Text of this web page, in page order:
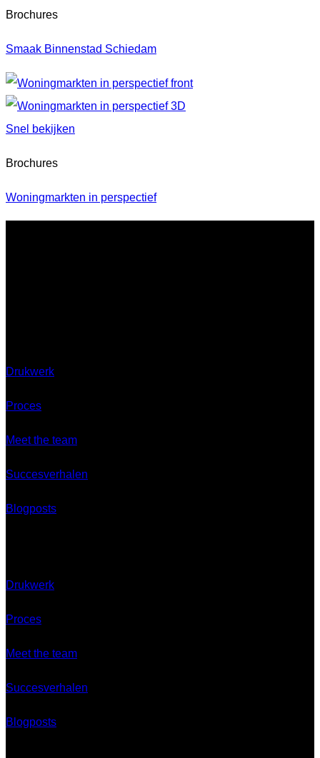
Brochures
Smaak Binnenstad Schiedam
Snel bekijken
Brochures
Woningmarkten in perspectief
Drukwerk
Proces
Meet the team
Succesverhalen
Blogposts
Drukwerk
Proces
Meet the team
Succesverhalen
Blogposts